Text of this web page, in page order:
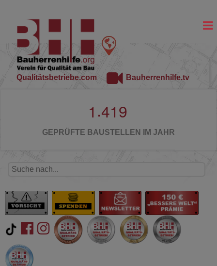
Qualitätsbetriebe.com Bauherrenhilfe.tv
1 .419
GEPRÜFTE BAUSTELLEN IM JAHR